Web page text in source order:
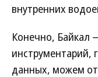
внутренних
Конечно, Байкал
данных, можем